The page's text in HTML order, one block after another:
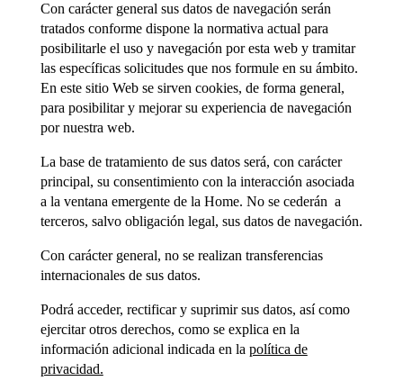
Con carácter general sus datos de navegación serán
tratados conforme dispone la normativa actual para
posibilitarle el uso y navegación por esta web y tramitar
las específicas solicitudes que nos formule en su ámbito.
En este sitio Web se sirven cookies, de forma general,
para posibilitar y mejorar su experiencia de navegación
por nuestra web.
La base de tratamiento de sus datos será, con carácter
principal, su consentimiento con la interacción asociada
a la ventana emergente de la Home. No se cederán a
terceros, salvo obligación legal, sus datos de navegación.
Con carácter general, no se realizan transferencias
internacionales de sus datos.
Podrá acceder, rectificar y suprimir sus datos, así como
ejercitar otros derechos, como se explica en la
información adicional indicada en la política de
privacidad.